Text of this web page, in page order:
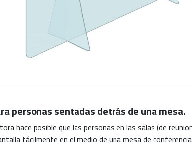
personas sentadas detrás de una mesa.
hace posible que las personas en las salas (de
fácilmente en el medio de una mesa de